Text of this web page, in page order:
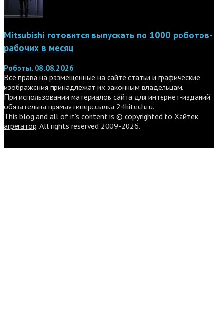
Mitsubishi готовится выпускать по 1000 роботов-
рабочих в месяц
Роботы, 08.08.2026
Все права на размещенные на сайте статьи и графические
изображения принадлежат их законным владельцам.
При использовании материалов сайта для интернет-изданий
обязательна прямая гиперссылка 24hitech.ru.
This blog and all of it's content is © copyrighted to Хайтек
агрегатор. All rights reserved 2009-2026.